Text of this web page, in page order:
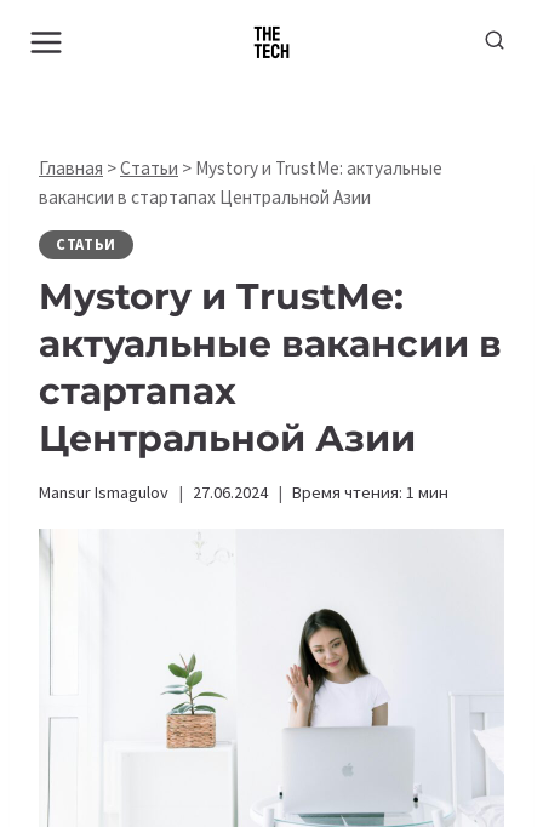
Главная >Статьи > Mystory и TrustMe: актуальные
вакансии в стартапах Центральной Азии
СТАТЬИ
Mystory и TrustMe:
актуальные вакансии в
стартапах
Центральной Азии
Mansur Ismagulov 27.06.2024 Время чтения: 1 мин